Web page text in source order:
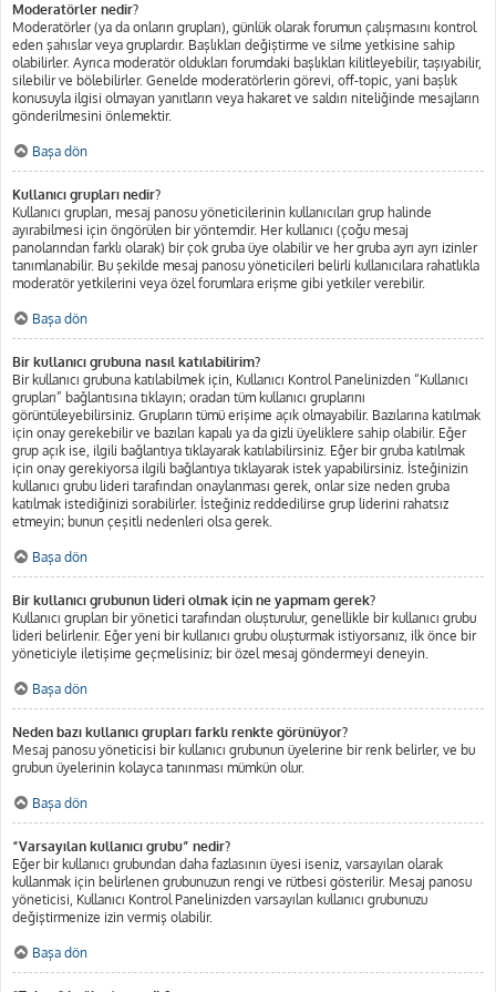
Moderatörler nedir?
Moderatörler (ya da onların grupları), günlük olarak forumun çalışmasını kontrol
eden şahıslar veya gruplardır. Başlıkları değiştirme ve silme yetkisine sahip
olabilirler. Ayrıca moderatör oldukları forumdaki başlıkları kilitleyebilir, taşıyabilir,
silebilir ve bölebilirler. Genelde moderatörlerin görevi, off-topic, yani başlık
konusuyla ilgisi olmayan yanıtların veya hakaret ve saldırı niteliğinde mesajların
gönderilmesini önlemektir.
Başa dön
Kullanıcı grupları nedir?
Kullanıcı grupları, mesaj panosu yöneticilerinin kullanıcıları grup halinde
ayırabilmesi için öngörülen bir yöntemdir. Her kullanıcı (çoğu mesaj
panolarından farklı olarak) bir çok gruba üye olabilir ve her gruba ayrı ayrı izinler
tanımlanabilir. Bu şekilde mesaj panosu yöneticileri belirli kullanıcılara rahatlıkla
moderatör yetkilerini veya özel forumlara erişme gibi yetkiler verebilir.
Başa dön
Bir kullanıcı grubuna nasıl katılabilirim?
Bir kullanıcı grubuna katılabilmek için, Kullanıcı Kontrol Panelinizden “Kullanıcı
grupları” bağlantısına tıklayın; oradan tüm kullanıcı gruplarını
görüntüleyebilirsiniz. Grupların tümü erişime açık olmayabilir. Bazılarına katılmak
için onay gerekebilir ve bazıları kapalı ya da gizli üyeliklere sahip olabilir. Eğer
grup açık ise, ilgili bağlantıya tıklayarak katılabilirsiniz. Eğer bir gruba katılmak
için onay gerekiyorsa ilgili bağlantıya tıklayarak istek yapabilirsiniz. İsteğinizin
kullanıcı grubu lideri tarafından onaylanması gerek, onlar size neden gruba
katılmak istediğinizi sorabilirler. İsteğiniz reddedilirse grup liderini rahatsız
etmeyin; bunun çeşitli nedenleri olsa gerek.
Başa dön
Bir kullanıcı grubunun lideri olmak için ne yapmam gerek?
Kullanıcı grupları bir yönetici tarafından oluşturulur, genellikle bir kullanıcı grubu
lideri belirlenir. Eğer yeni bir kullanıcı grubu oluşturmak istiyorsanız, ilk önce bir
yöneticiyle iletişime geçmelisiniz; bir özel mesaj göndermeyi deneyin.
Başa dön
Neden bazı kullanıcı grupları farklı renkte görünüyor?
Mesaj panosu yöneticisi bir kullanıcı grubunun üyelerine bir renk belirler, ve bu
grubun üyelerinin kolayca tanınması mümkün olur.
Başa dön
“Varsayılan kullanıcı grubu” nedir?
Eğer bir kullanıcı grubundan daha fazlasının üyesi iseniz, varsayılan olarak
kullanmak için belirlenen grubunuzun rengi ve rütbesi gösterilir. Mesaj panosu
yöneticisi, Kullanıcı Kontrol Panelinizden varsayılan kullanıcı grubunuzu
değiştirmenize izin vermiş olabilir.
Başa dön